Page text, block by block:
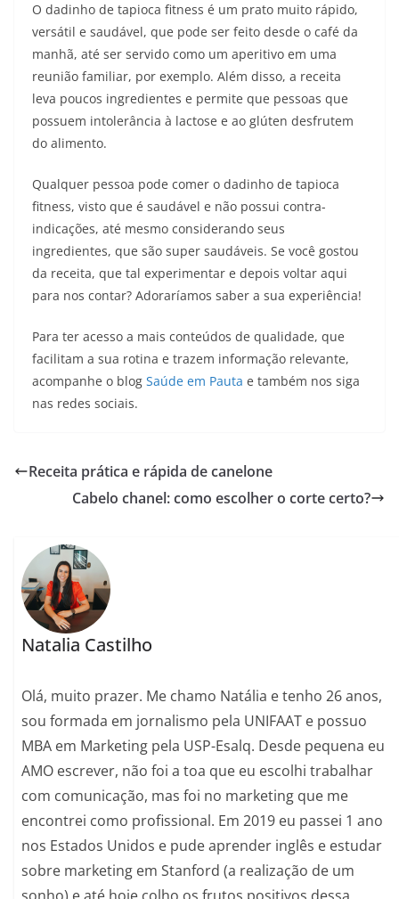
O dadinho de tapioca fitness é um prato muito rápido,
versátil e saudável, que pode ser feito desde o café da
manhã, até ser servido como um aperitivo em uma
reunião familiar, por exemplo. Além disso, a receita
leva poucos ingredientes e permite que pessoas que
possuem intolerância à lactose e ao glúten desfrutem
do alimento.
Qualquer pessoa pode comer o dadinho de tapioca
fitness, visto que é saudável e não possui contra-
indicações, até mesmo considerando seus
ingredientes, que são super saudáveis. Se você gostou
da receita, que tal experimentar e depois voltar aqui
para nos contar? Adoraríamos saber a sua experiência!
Para ter acesso a mais conteúdos de qualidade, que
facilitam a sua rotina e trazem informação relevante,
acompanhe o blog Saúde em Pauta e também nos siga
nas redes sociais.
Receita prática e rápida de canelone
Cabelo chanel: como escolher o corte certo?
Natalia Castilho
Olá, muito prazer. Me chamo Natália e tenho 26 anos,
sou formada em jornalismo pela UNIFAAT e possuo
MBA em Marketing pela USP-Esalq. Desde pequena eu
AMO escrever, não foi a toa que eu escolhi trabalhar
com comunicação, mas foi no marketing que me
encontrei como profissional. Em 2019 eu passei 1 ano
nos Estados Unidos e pude aprender inglês e estudar
sobre marketing em Stanford (a realização de um